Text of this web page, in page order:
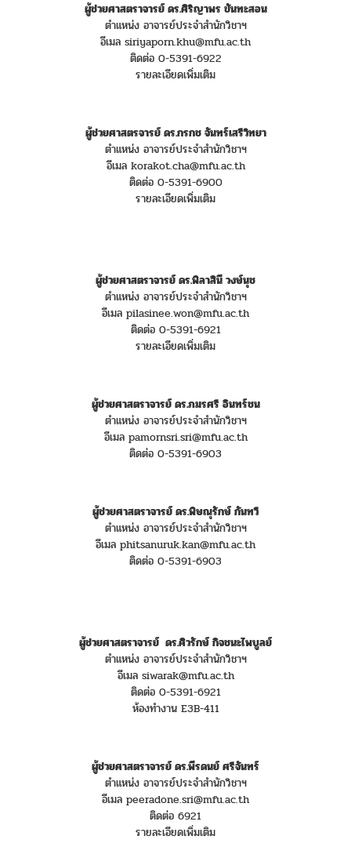
ผู้ช่วยศาสตราจารย์ ดร.ศิริญาพร ขันทะสอน
ตำแหน่ง อาจารย์ประจำสำนักวิชาฯ
อีเมล siriyaporn.khu@mfu.ac.th
ติดต่อ 0-5391-6922
รายละเอียดเพิ่มเติม
ผู้ช่วยศาสตรจารย์ ดร.กรกช จันทร์เสรีวิทยา
ตำแหน่ง อาจารย์ประจำสำนักวิชาฯ
อีเมล korakot.cha@mfu.ac.th
ติดต่อ 0-5391-6900
รายละเอียดเพิ่มเติม
ผู้ช่วยศาสตราจารย์ ดร.พิลาสินี วงษ์นุช
ตำแหน่ง อาจารย์ประจำสำนักวิชาฯ
อีเมล pilasinee.won@mfu.ac.th
ติดต่อ 0-5391-6921
รายละเอียดเพิ่มเติม
ผู้ช่วยศาสตราจารย์ ดร.ภมรศรี อินทร์ชน
ตำแหน่ง อาจารย์ประจำสำนักวิชาฯ
อีเมล pamornsri.sri@mfu.ac.th
ติดต่อ 0-5391-6903
ผู้ช่วยศาสตราจารย์ดร.พิษณุรักษ์ กันทวี
ตำแหน่ง อาจารย์ประจำสำนักวิชาฯ
อีเมล phitsanuruk.kan@mfu.ac.th
ติดต่อ 0-5391-6903
ผู้ช่วยศาสตราจารย์ ดร.ศิวรักษ์ กิจชนะไพบูลย์
ตำแหน่ง อาจารย์ประจำสำนักวิชาฯ
อีเมล siwarak@mfu.ac.th
ติดต่อ 0-5391-6921
ห้องทำงาน E3B-411
ผู้ช่วยศาสตราจารย์ ดร.พีรดนย์ ศรีจันทร์
ตำแหน่ง อาจารย์ประจำสำนักวิชาฯ
อีเมล peeradone.sri@mfu.ac.th
ติดต่อ 6921
รายละเอียดเพิ่มเติม